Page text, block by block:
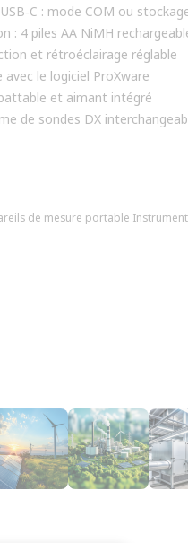
: mode COM ou
: 4 piles AA NiMH
et rétroéclairage réglable
avec le logiciel ProXware
et aimant intégré
de sondes DX
de mesure portable